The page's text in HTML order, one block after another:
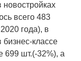
новостройках
всего 483
года), в
классе
699 шт.(-32%), а